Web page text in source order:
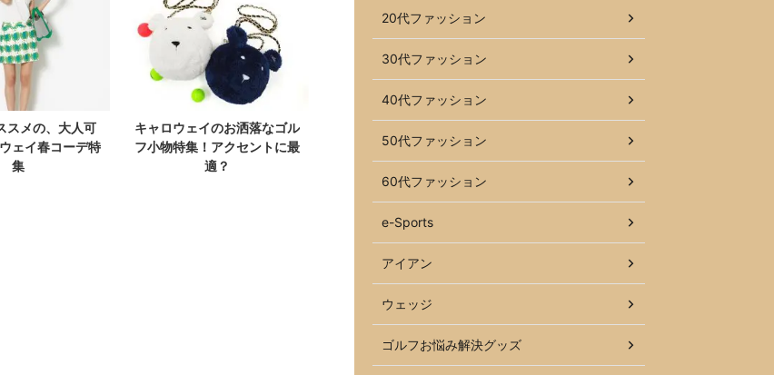
スメの、大人可
ェイ春コーデ特
集
キャロウェイのお洒落なゴル
フ小物特集！アクセントに最
適？
20代ファッション
30代ファッション
40代ファッション
50代ファッション
60代ファッション
e-Sports
アイアン
ウェッジ
ゴルフお悩み解決グッズ